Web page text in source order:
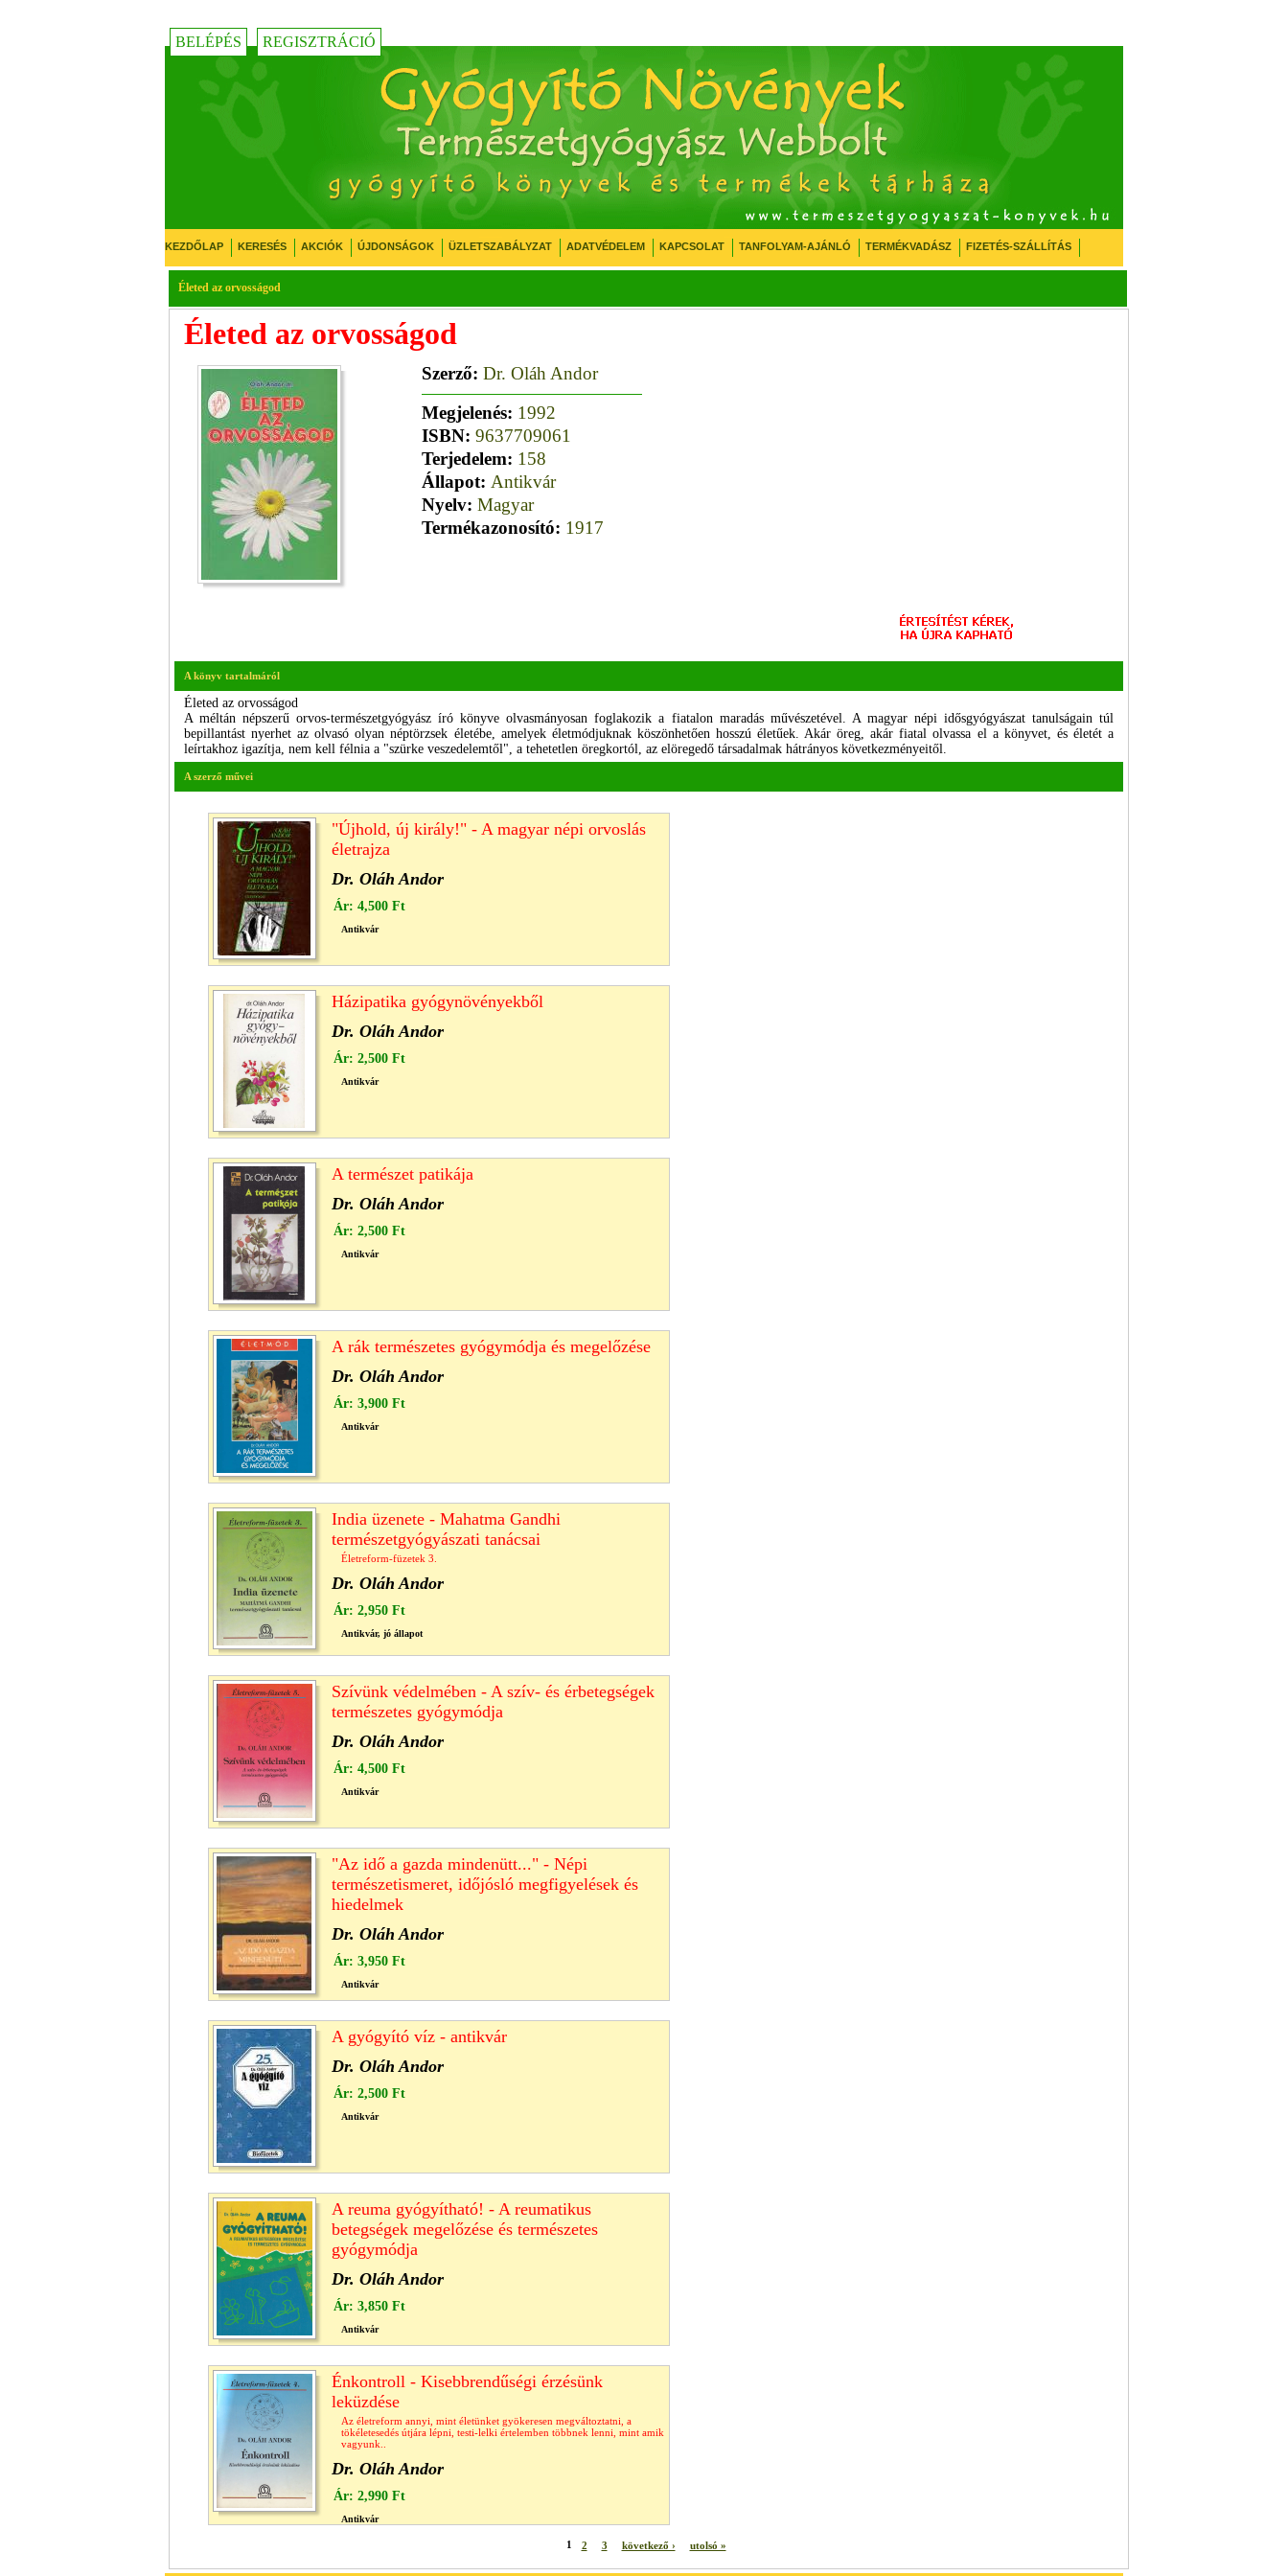
BELÉPÉS REGISZTRÁCIÓ
KEZDŐLAP KERESÉS AKCIÓK ÚJDONSÁGOK ÜZLETSZABÁLYZAT ADATVÉDELEM KAPCSOLAT TANFOLYAM-AJÁNLÓ TERMÉKVADÁSZ FIZETÉS-SZÁLLÍTÁS
Életed az orvosságod
Életed az orvosságod
Szerző: Dr. Oláh Andor
Megjelenés: 1992
ISBN: 9637709061
Terjedelem: 158
Állapot: Antikvár
Nyelv: Magyar
Termékazonosító: 1917
A könyv tartalmáról
Életed az orvosságod
A méltán népszerű orvos-természetgyógyász író könyve olvasmányosan foglakozik a fiatalon maradás művészetével. A magyar népi idősgyógyászat tanulságain túl
bepillantást nyerhet az olvasó olyan néptörzsek életébe, amelyek életmódjuknak köszönhetően hosszú életűek. Akár öreg, akár fiatal olvassa el a könyvet, és életét a
leírtakhoz igazítja, nem kell félnia a "szürke veszedelemtől", a tehetetlen öregkortól, az elöregedő társadalmak hátrányos következményeitől.
A szerző művei
"Újhold, új király!" - A magyar népi orvoslás
életrajza
Dr. Oláh Andor
Ár: 4,500 Ft
Antikvár
Házipatika gyógynövényekből
Dr. Oláh Andor
Ár: 2,500 Ft
Antikvár
A természet patikája
Dr. Oláh Andor
Ár: 2,500 Ft
Antikvár
A rák természetes gyógymódja és megelőzése
Dr. Oláh Andor
Ár: 3,900 Ft
Antikvár
India üzenete - Mahatma Gandhi
természetgyógyászati tanácsai
Életreform-füzetek 3.
Dr. Oláh Andor
Ár: 2,950 Ft
Antikvár, jó állapot
Szívünk védelmében - A szív- és érbetegségek
természetes gyógymódja
Dr. Oláh Andor
Ár: 4,500 Ft
Antikvár
"Az idő a gazda mindenütt..." - Népi
természetismeret, időjósló megfigyelések és
hiedelmek
Dr. Oláh Andor
Ár: 3,950 Ft
Antikvár
A gyógyító víz - antikvár
Dr. Oláh Andor
Ár: 2,500 Ft
Antikvár
A reuma gyógyítható! - A reumatikus
betegségek megelőzése és természetes
gyógymódja
Dr. Oláh Andor
Ár: 3,850 Ft
Antikvár
Énkontroll - Kisebbrendűségi érzésünk
leküzdése
Az életreform annyi, mint életünket gyökeresen megváltoztatni, a
tökéletesedés útjára lépni, testi-lelki értelemben többnek lenni, mint amik
vagyunk..
Dr. Oláh Andor
Ár: 2,990 Ft
Antikvár
1 2 3 következő › utolsó »